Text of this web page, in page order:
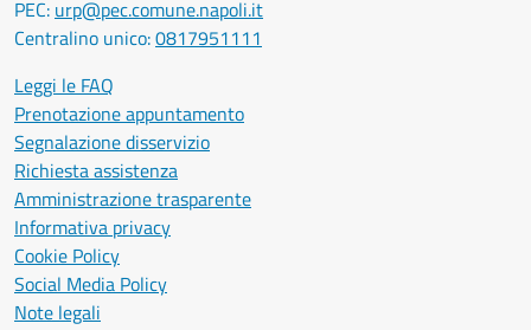
PEC: urp@pec.comune.napoli.it
Centralino unico:0817951111
Leggi le FAQ
Prenotazione appuntamento
Segnalazione disservizio
Richiesta assistenza
Amministrazione trasparente
Informativa privacy
Cookie Policy
Social Media Policy
Note legali